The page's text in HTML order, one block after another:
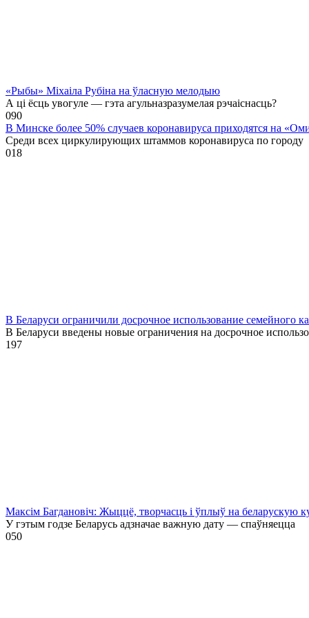
«Рыбы» Міхаіла Рубіна на ўласную мелодыю
А ці ёсць увогуле — гэта агульназразумелая рэчаіснасць?
090
В Минске более 50% случаев коронавируса приходятся на
Среди всех циркулирующих штаммов коронавируса по городу
018
В Беларуси ограничили досрочное использование семейного
В Беларуси введены новые ограничения на досрочное
197
Максім Багдановіч: Жыццё, творчасць і ўплыў на беларускую
У гэтым годзе Беларусь адзначае важную дату — спаўняецца
050